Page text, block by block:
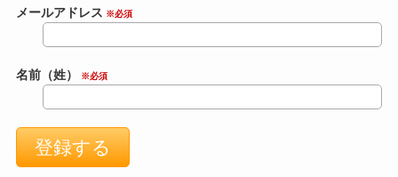
メールアドレス ※必須
名前（姓） ※必須